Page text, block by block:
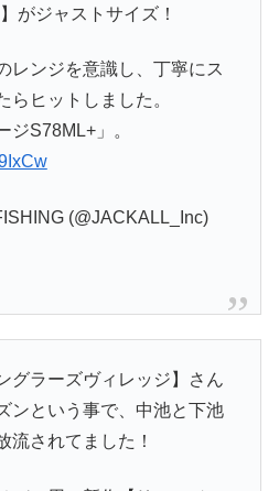
がジャストサイズ！
レンジを意識し、丁寧にス
らヒットしました。
ジS78ML+」。
(@JACKALL_Inc)
グラーズヴィレッジ】さん
ンという事で、中池と下池
流されてました！